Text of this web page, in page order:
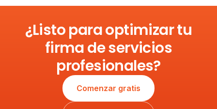
¿Listo para optimizar tu
firma de servicios
profesionales?
Comenzar gratis